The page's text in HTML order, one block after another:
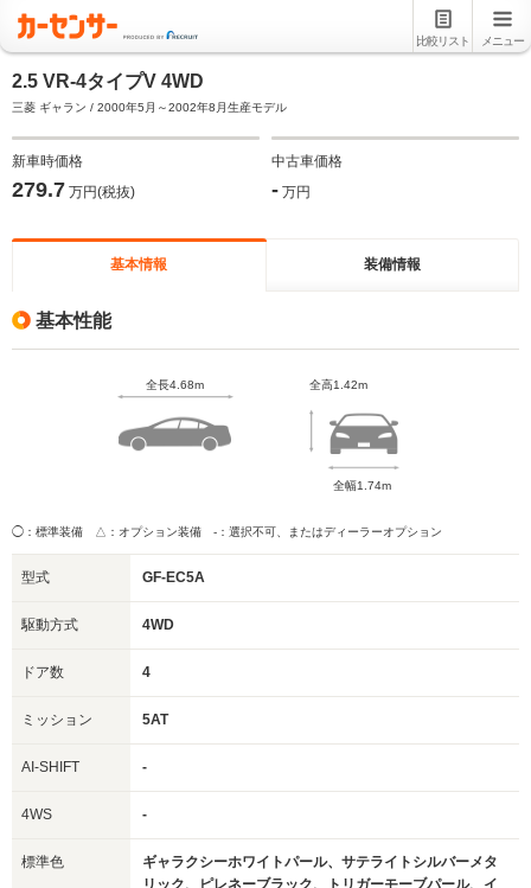
比較リスト メニュー
2.5 VR-4タイプV 4WD
三菱 ギャラン / 2000年5月～2002年8月生産モデル
新車時価格
279.7 万円(税抜)
中古車価格
- 万円
基本情報 装備情報
基本性能
全長4.68m 全高1.42m
全幅1.74m
◯：標準装備 △：オプション装備 -：選択不可、またはディーラーオプション
型式 GF-EC5A
駆動方式 4WD
ドア数 4
ミッション 5AT
AI-SHIFT -
4WS -
標準色
ギャラクシーホワイトパール、サテライトシルバーメタ
リック、ピレネーブラック、トリガーモーブパール、イ